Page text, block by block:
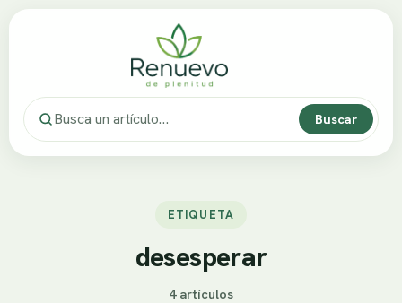
Buscar
ETIQUETA
desesperar
4 artículos